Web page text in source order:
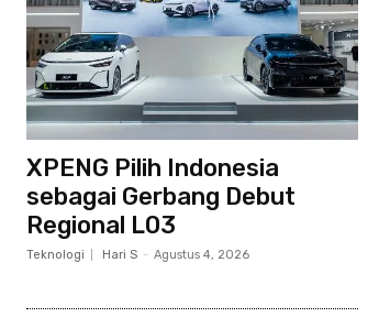
XPENG Pilih Indonesia
sebagai Gerbang Debut
Regional L03
Teknologi Hari S - Agustus 4, 2026